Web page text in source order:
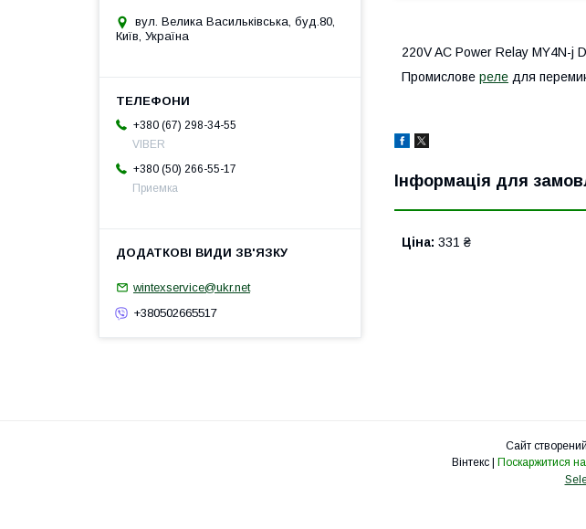
220V AC Power Relay MY4N-j
Промислове реле для
Інформація для
Ціна: 331 ₴
вул. Велика Васильківська, буд.80,
Київ, Україна
+380 (67) 298-34-55
VIBER
+380 (50) 266-55-17
Приемка
wintexservice@ukr.net
+380502665517
Сайт
Поскаржитися